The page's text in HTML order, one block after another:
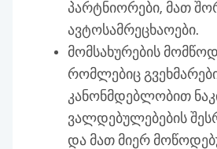
პარტნიორები, მათ
ავტოსამრეცხაოები.
მომსახურების
რომლებიც
კანონმდებლობით
ვალდებულებების
და მათ მიერ